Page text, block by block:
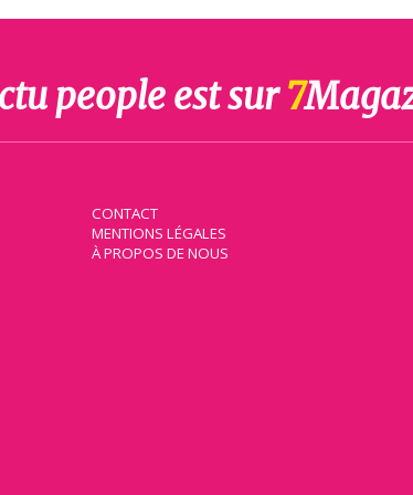
people est sur7
CONTACT
MENTIONS LÉGALES
À PROPOS DE NOUS